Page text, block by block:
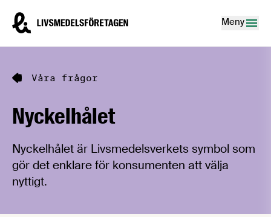
Livsmedelsföretagen – till startsidan
Meny
Våra frågor
Nyckelhålet
Nyckelhålet är Livsmedelsverkets symbol som
gör det enklare för konsumenten att välja
nyttigt.